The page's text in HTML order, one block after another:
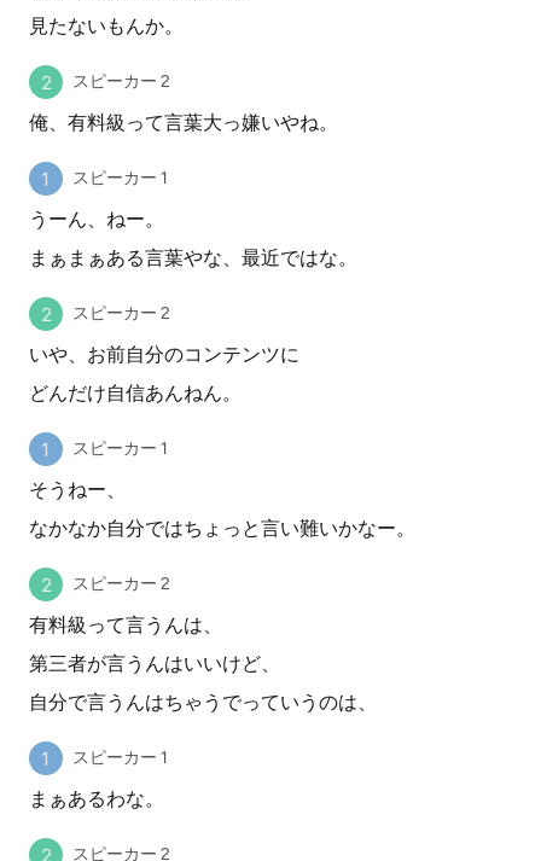
見たないもんか。
スピーカー 2
俺、有料級って言葉大っ嫌いやね。
スピーカー 1
うーん、ねー。
まぁまぁある言葉やな、最近ではな。
スピーカー 2
いや、お前自分のコンテンツに
どんだけ自信あんねん。
スピーカー 1
そうねー、
なかなか自分ではちょっと言い難いかなー。
スピーカー 2
有料級って言うんは、
第三者が言うんはいいけど、
自分で言うんはちゃうでっていうのは、
スピーカー 1
まぁあるわな。
スピーカー 2